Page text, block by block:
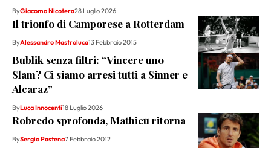
ByGiacomo Nicotera28 Luglio 2026
Il trionfo di Camporese a Rotterdam
ByAlessandro Mastroluca13 Febbraio 2015
Bublik senza filtri: “Vincere uno
Slam? Ci siamo arresi tutti a Sinner e
Alcaraz”
ByLuca Innocenti18 Luglio 2026
Robredo sprofonda, Mathieu ritorna
BySergio Pastena7 Febbraio 2012